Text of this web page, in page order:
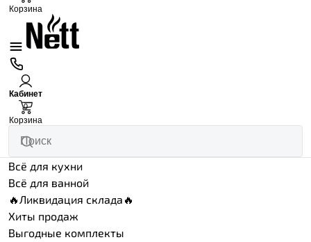
Корзина
Кабинет
0
Корзина
Всё для кухни
Всё для ванной
🔥Ликвидация склада🔥
Хиты продаж
Выгодные комплекты